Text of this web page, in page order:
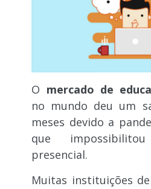
O mercado de
no mundo deu um
meses devido a
que
presencial.
Muitas instituições